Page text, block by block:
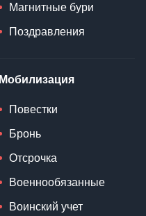
Магнитные бури
Поздравления
Мобилизация
Повестки
Бронь
Отсрочка
Военнообязанные
Воинский учет